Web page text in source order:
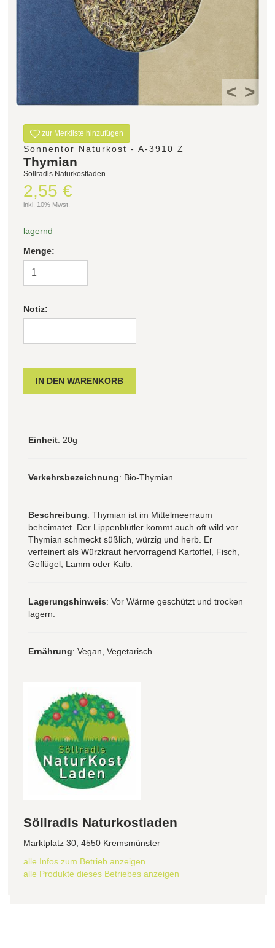
< >
zur Merkliste hinzufügen
Sonnentor Naturkost - A-3910 Z
Thymian
Söllradls Naturkostladen
2,55 €
inkl. 10% Mwst.
lagernd
Menge:
Notiz:
Einheit: 20g
Verkehrsbezeichnung: Bio-Thymian
Beschreibung: Thymian ist im Mittelmeerraum
beheimatet. Der Lippenblütler kommt auch oft wild vor.
Thymian schmeckt süßlich, würzig und herb. Er
verfeinert als Würzkraut hervorragend Kartoffel, Fisch,
Geflügel, Lamm oder Kalb.
Lagerungshinweis: Vor Wärme geschützt und trocken
lagern.
Ernährung: Vegan, Vegetarisch
Söllradls Naturkostladen
Marktplatz 30, 4550 Kremsmünster
alle Infos zum Betrieb anzeigen
alle Produkte dieses Betriebes anzeigen